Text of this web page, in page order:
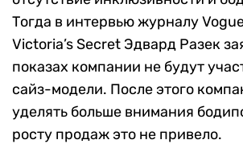
Тогда в интервью журналу
Victoria’s Secret Эдвард Разек
показах компании не будут
сайз-модели. После этого
уделять больше внимания
росту продаж это не привело.